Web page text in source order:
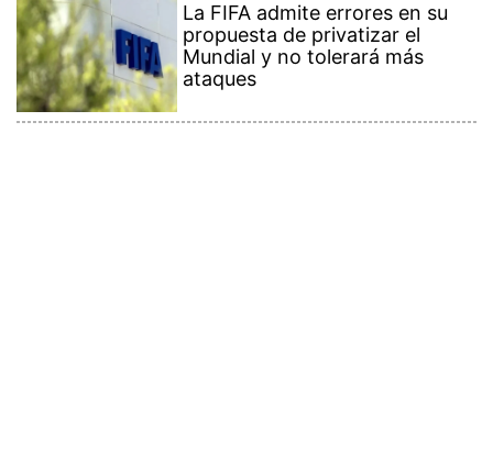
La FIFA admite errores en su
propuesta de privatizar el
Mundial y no tolerará más
ataques